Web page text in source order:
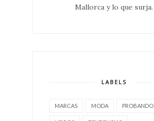
Mallorca y lo que surja.
LABELS
MARCAS MODA PROBANDO